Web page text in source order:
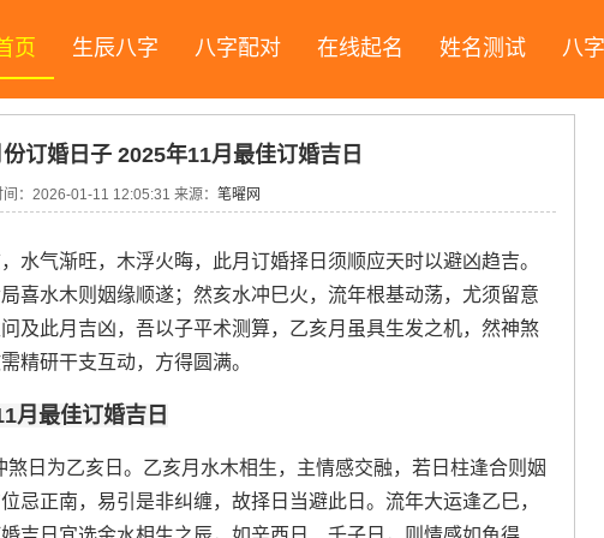
页 生辰八字 八字配对 在线起名 姓名测试 八
订婚日子 2025年11月最佳订婚吉日
： 2026-01-11 12:05:31 来源： 笔曜网
水气渐旺，木浮火晦，此月订婚择日须顺应天时以避凶趋吉。
喜水木则姻缘顺遂；然亥水冲巳火，流年根基动荡，尤须留意
及此月吉凶，吾以子平术测算，乙亥月虽具生发之机，然神煞
精研干支互动，方得圆满。
月最佳订婚吉日
日为乙亥日。乙亥月水木相生，主情感交融，若日柱逢合则姻
忌正南，易引是非纠缠，故择日当避此日。流年大运逢乙巳，